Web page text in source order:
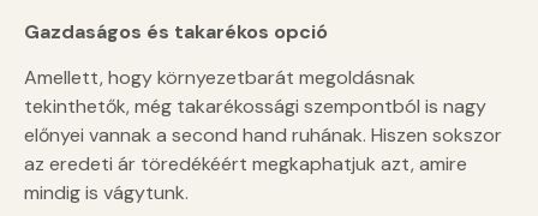
Gazdaságos és takarékos opció
Amellett, hogy környezetbarát megoldásnak
tekinthetők, még takarékossági szempontból is nagy
előnyei vannak a second hand ruhának. Hiszen sokszor
az eredeti ár töredékéért megkaphatjuk azt, amire
mindig is vágytunk.